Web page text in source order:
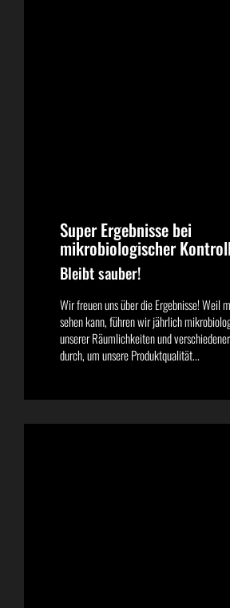
Super Ergebnisse bei
mikrobiologischer
Bleibt sauber!
Wir freuen uns über die Ergebnisse! Weil
sehen kann, führen wir jährlich
unserer Räumlichkeiten und
durch, um unsere Produktqualität...